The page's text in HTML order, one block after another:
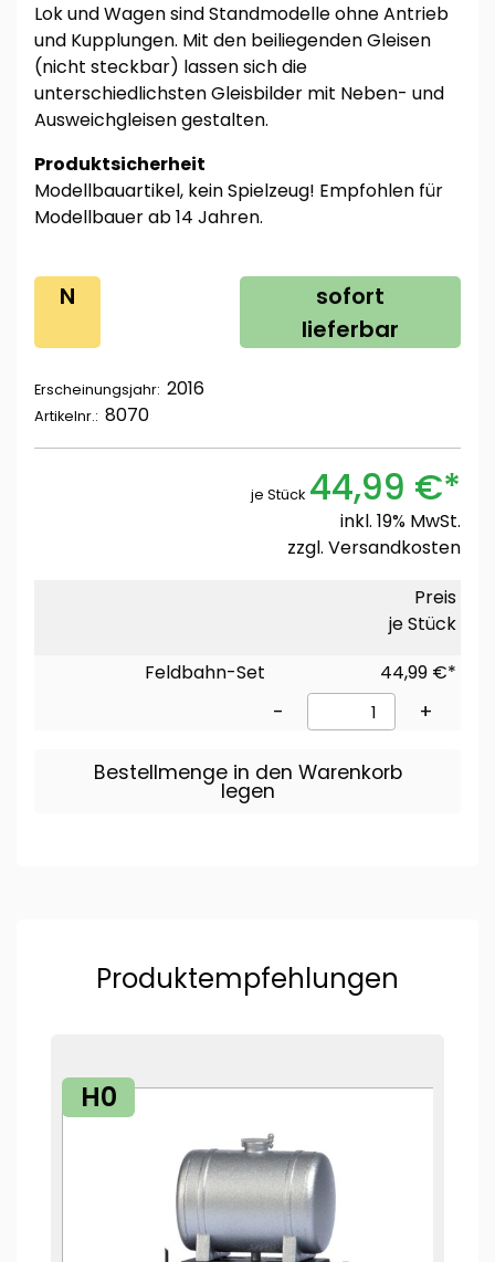
Lok und Wagen sind Standmodelle ohne Antrieb
und Kupplungen. Mit den beiliegenden Gleisen
(nicht steckbar) lassen sich die
unterschiedlichsten Gleisbilder mit Neben- und
Ausweichgleisen gestalten.
Produktsicherheit
Modellbauartikel, kein Spielzeug! Empfohlen für
Modellbauer ab 14 Jahren.
N
sofort
lieferbar
Erscheinungsjahr: 2016
Artikelnr.: 8070
je Stück 44,99 €*
inkl. 19% MwSt.
zzgl. Versandkosten
Preis
je Stück
Feldbahn-Set
44,99 €*
- +
Bestellmenge in den Warenkorb
legen
Produktempfehlungen
H0